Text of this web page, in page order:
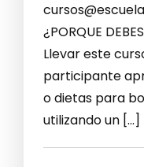
¿PORQUE
Llevar este
participante
o dietas para
utilizando un […]